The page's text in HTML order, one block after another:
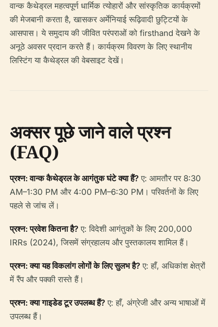
वान्क कैथेड्रल महत्वपूर्ण धार्मिक त्योहारों और सांस्कृतिक कार्यक्रमों
की मेजबानी करता है, खासकर अर्मेनियाई रूढ़िवादी छुट्टियों के
आसपास। ये समुदाय की जीवित परंपराओं को firsthand देखने के
अनूठे अवसर प्रदान करते हैं। कार्यक्रम विवरण के लिए स्थानीय
लिस्टिंग या कैथेड्रल की वेबसाइट देखें।
अक्सर पूछे जाने वाले प्रश्न
(FAQ)
प्रश्न: वान्क कैथेड्रल के आगंतुक घंटे क्या हैं? ए: आमतौर पर 8:30
AM–1:30 PM और 4:00 PM–6:30 PM। परिवर्तनों के लिए
पहले से जांच लें।
प्रश्न: प्रवेश कितना है? ए: विदेशी आगंतुकों के लिए 200,000
IRRs (2024), जिसमें संग्रहालय और पुस्तकालय शामिल हैं।
प्रश्न: क्या यह विकलांग लोगों के लिए सुलभ है? ए: हाँ, अधिकांश क्षेत्रों
में रैंप और पक्की रास्ते हैं।
प्रश्न: क्या गाइडेड टूर उपलब्ध हैं? ए: हाँ, अंग्रेजी और अन्य भाषाओं में
उपलब्ध हैं।